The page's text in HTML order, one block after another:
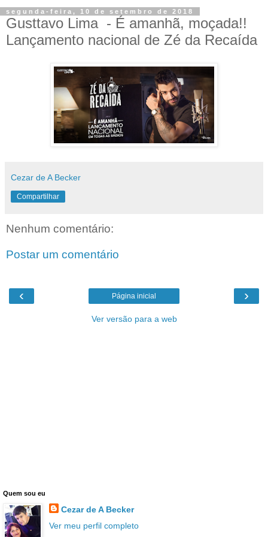
segunda-feira, 10 de setembro de 2018
Gusttavo Lima ‏ - É amanhã, moçada!!
Lançamento nacional de Zé da Recaída
Cezar de A Becker
Compartilhar
Nenhum comentário:
Postar um comentário
‹ ›
Página inicial
Ver versão para a web
Quem sou eu
Cezar de A Becker
Ver meu perfil completo